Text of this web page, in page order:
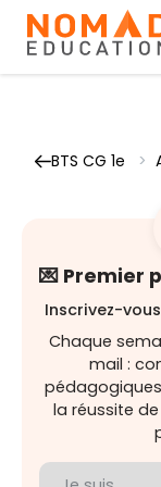
BTS CG 1e >
💌 Premier
Inscrivez-
Chaque
mail :
la réussite